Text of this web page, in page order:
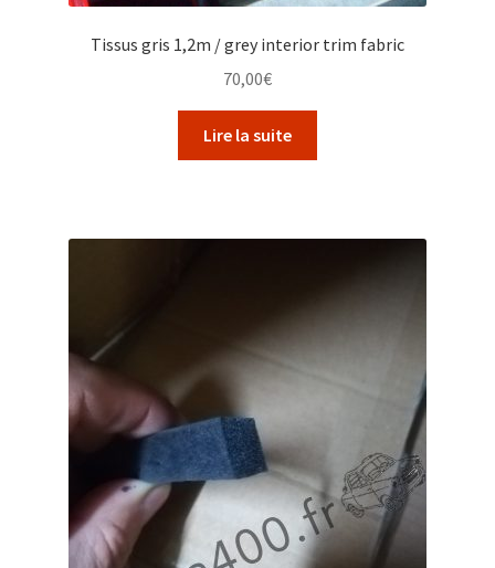
Tissus gris 1,2m / grey interior trim fabric
70,00€
Lire la suite